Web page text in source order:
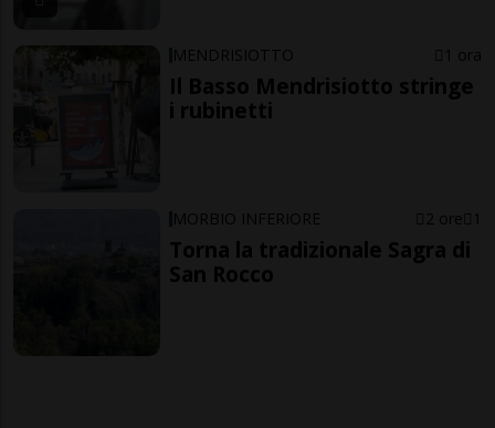
MENDRISIOTTO 1 ora
Il Basso Mendrisiotto stringe
i rubinetti
MORBIO INFERIORE 2 ore 1
Torna la tradizionale Sagra di
San Rocco